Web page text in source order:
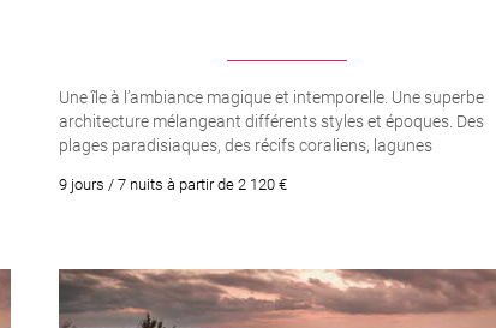
Une île à l’ambiance magique et intemporelle. Une superbe
architecture mélangeant différents styles et époques. Des
plages paradisiaques, des récifs coraliens, lagunes
9 jours / 7 nuits à partir de 2 120 €